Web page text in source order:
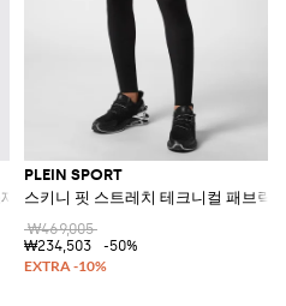
뒷면 로고 로우탑 스니커즈
PLEIN SPORT
스키니 핏 스트레치 테크니컬 패브릭
₩469,005
₩234,503
-50%